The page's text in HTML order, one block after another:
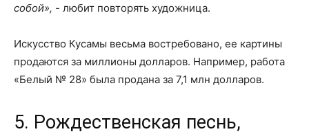
собой», - любит повторять художница.
Искусство Кусамы весьма востребовано, ее картины
продаются за миллионы долларов. Например, работа
«Белый № 28» была продана за 7,1 млн долларов.
5. Рождественская песнь,